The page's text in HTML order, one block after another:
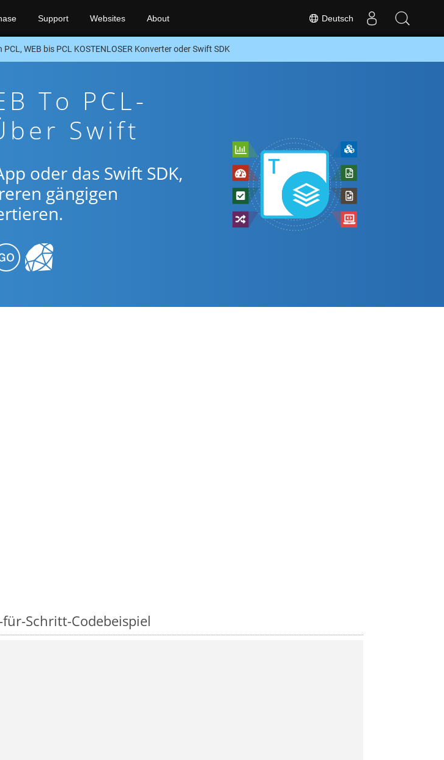
Deutsch
Support Websites About
WEB bis PCL KOSTENLOSER Konverter oder Swift SDK
To PCL-
Swift
oder das Swift SDK,
gängigen
Schritt-Codebeispiel